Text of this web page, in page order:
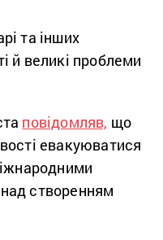
та інших
й великі проблеми
повідомляв, що
евакуюватися
створенням